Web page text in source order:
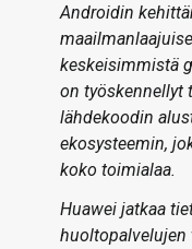
Androidin
keskeisimmistä
on työskennellyt
lähdekoodin
ekosysteemin,
koko toimialaa.
Huawei jatkaa
huoltopalvelujen